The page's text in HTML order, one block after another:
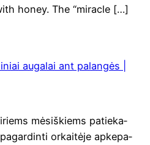
honey. The “mirac­le […]
augalai ant palangės |
mėsiš­kiems patie­ka­
orkai­tė­je apke­pa­